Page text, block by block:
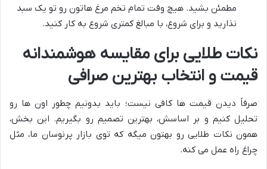
مطمئن بشید. هیچ وقت تمام تخم مرغ هاتون رو تو یک سبد
نذارید و برای شروع، با مبالغ کمتری شروع به کار کنید.
نکات طلایی برای مقایسه هوشمندانه
قیمت و انتخاب بهترین صرافی
صرفاً دیدن قیمت ها کافی نیست؛ باید بدونیم چطور اون ها رو
تحلیل کنیم و بر اساسش، بهترین تصمیم رو بگیریم. این بخش،
همون نکات طلایی رو بهتون میگه که توی بازار پرنوسان ما، مثل
چراغ راه عمل می کنه.